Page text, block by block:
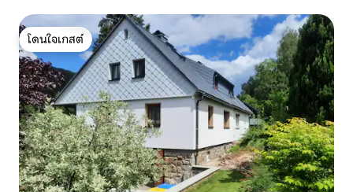
โดนใจเกสต์
โดนใจเกสต์